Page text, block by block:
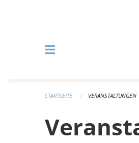
STARTSEITE VERANSTALTUNGEN